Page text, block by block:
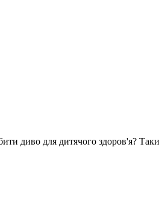
диво для дитячого здоров'я?